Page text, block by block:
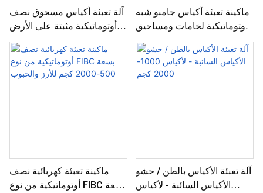
آلة تعبئة أكياس مسحوق نصف
أوتوماتيكية مثبتة على الأرض
بسعة طن واحد للمواد الخام
الخزفية
ماكينة تعبئة أكياس جامبو شبه
أوتوماتيكية لخامات ومساحيق
المشروبات بوزن 500-2000
كجم
ماكينة تعبئة كهربائية نصف
أوتوماتيكية من نوع FIBC بسعة
آلة تعبئة الأكياس بالطن / حشو
الأكياس السائبة - لأكياس